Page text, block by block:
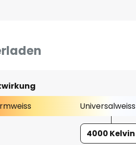
Universalweiss
4000 Kelvin